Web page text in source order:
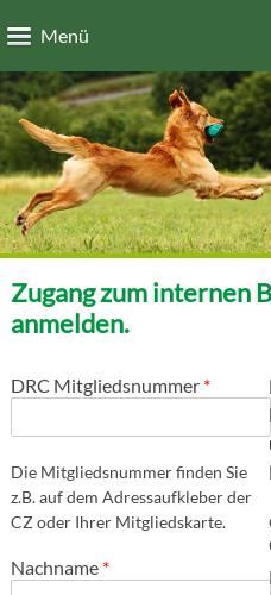
Menü
Zugang zum internen
anmelden.
DRC Mitgliedsnummer *
Die Mitgliedsnummer finden Sie
z.B. auf dem Adressaufkleber der
CZ oder Ihrer Mitgliedskarte.
Nachname *